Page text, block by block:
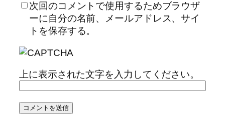
次回のコメントで使用するためブラウザ
ーに自分の名前、メールアドレス、サイ
トを保存する。
上に表示された文字を入力してください。